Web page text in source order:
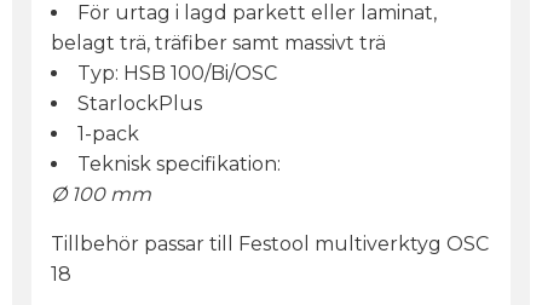
För urtag i lagd parkett eller laminat,
belagt trä, träfiber samt massivt trä
Typ: HSB 100/Bi/OSC
StarlockPlus
1-pack
Teknisk specifikation:
Ø 100 mm
Tillbehör passar till Festool multiverktyg OSC
18